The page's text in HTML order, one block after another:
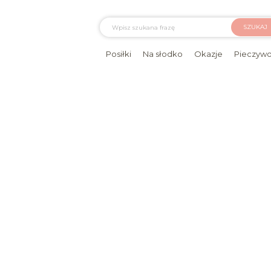
SZUKAJ
Posiłki Na słodko Okazje